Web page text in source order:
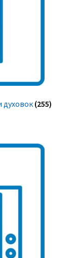
духовок (255)